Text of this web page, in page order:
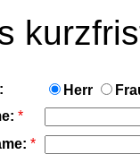
Herr
*
*